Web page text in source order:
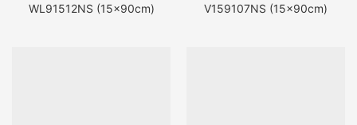
WL91512NS (15x90cm) V159107NS (15x90cm)